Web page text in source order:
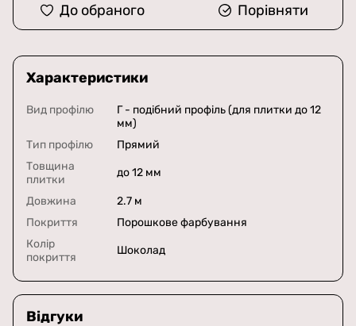
До обраного Порівняти
Характеристики
Вид профілю
Г - подібний профіль (для плитки до 12
мм)
Тип профілю
Прямий
Товщина
плитки
до 12 мм
Довжина
2.7 м
Покриття
Порошкове фарбування
Колір
покриття
Шоколад
Відгуки